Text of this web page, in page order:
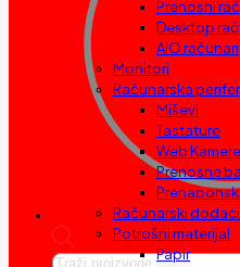
Products
Prenosni
Desktop
AIO računari
Monitori
Računarska
Miševi
Tastature
Web Kamere
Prenosne
Računarski dodaci
Potrošni materijal
Papir